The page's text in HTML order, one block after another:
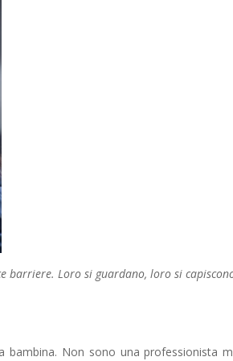
barriere. Loro si guardano, loro si
Non sono una professionista